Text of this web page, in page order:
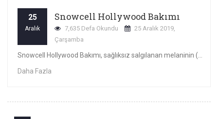
25
Aralık
Snowcell Hollywood Bakımı
7,635 Defa Okundu
25 Aralık 2019,
Çarşamba
Daha Fazla